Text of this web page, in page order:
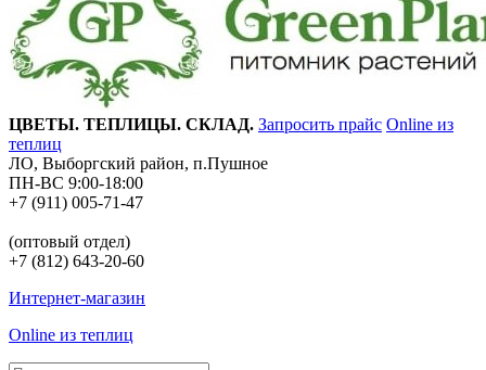
ЦВЕТЫ. ТЕПЛИЦЫ. СКЛАД. Запросить прайс Online из
теплиц
ЛО, Выборгский район, п.Пушное
ПН-ВС 9:00-18:00
+7 (911) 005-71-47
(оптовый отдел)
+7 (812) 643-20-60
Интернет-магазин
Online из теплиц